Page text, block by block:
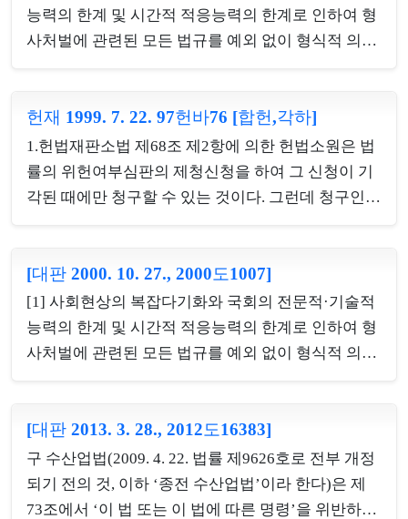
능력의 한계 및 시간적 적응능력의 한계로 인하여 형
사처벌에 관련된 모든 법규를 예외 없이 형식적 의미
히 긴급한 필요가 있거나 미리 법률로써 자세히 정할
수 없는 부득이한 사정이 있는 경우에 한하여 수권법
률(위임법률)이 구성요건의 점에서는 처벌대상인 행
위가 어떠한 것인지 이를 예측할 수 있을 정도로 구체
이 허용되며, 이러한 위임입법은 죄형법정주의에 반
하지 않는다. [2] 식품위생법 제11조 제2항이 과대광
고 등의 범위 및 기타 필요한 사항을 보건복지부령에
위임하고 ...
헌재 1999. 7. 22. 97헌바76 [합헌,각하]
1.헌법재판소법 제68조 제2항에 의한 헌법소원은 법
률의 위헌여부심판의 제청신청을 하여 그 신청이 기
각된 때에만 청구할 수 있는 것이다. 그런데 청구인
에 따라 이 부분에 대하여는 법원의 위헌제청신청기
각결정도 없었다. 따라서 위 법률조항에 대한 헌법소
원심판청구는 심판청구요건을 갖추지 못하여 부적법
하다.2.소급입법은 새로운 입법으로 이미 종료된 사
하는 부진정소급입법으로 나눌 수 있는바, 부진정소
급입법은 원칙적으로 허용되지만 소급효를 요구하는
공익상의 사유와 신뢰보호의 요청 사이의 교량과정
에서 신뢰보호의 관점이 ...
[대판 2000. 10. 27., 2000도1007]
[1] 사회현상의 복잡다기화와 국회의 전문적·기술적
능력의 한계 및 시간적 적응능력의 한계로 인하여 형
사처벌에 관련된 모든 법규를 예외 없이 형식적 의미
히 긴급한 필요가 있거나 미리 법률로써 자세히 정할
수 없는 부득이한 사정이 있는 경우에 한하여 수권법
률(위임법률)이 구성요건의 점에서는 처벌대상인 행
위가 어떠한 것인지 이를 예측할 수 있을 정도로 구체
[대판 2013. 3. 28., 2012도16383]
구 수산업법(2009. 4. 22. 법률 제9626호로 전부 개정
되기 전의 것, 이하 ‘종전 수산업법’이라 한다)은 제
73조에서 ‘이 법 또는 이 법에 따른 명령’을 위반하는